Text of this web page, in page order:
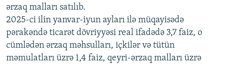
ərzaq malları satılıb.
2025-ci ilin yanvar-iyun ayları ilə müqayisədə
pərakəndə ticarət dövriyyəsi real ifadədə 3,7 faiz, o
cümlədən ərzaq məhsulları, içkilər və tütün
məmulatları üzrə 1,4 faiz, qeyri-ərzaq malları üzrə